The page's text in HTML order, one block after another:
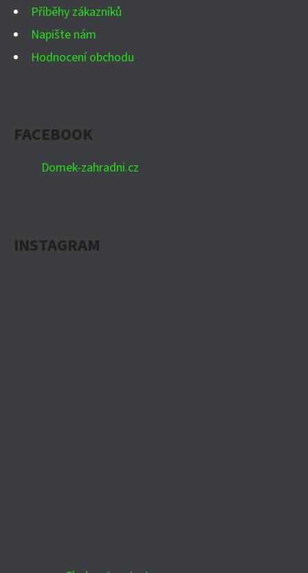
Příběhy zákazníků
Napište nám
Hodnocení obchodu
FACEBOOK
Domek-zahradni.cz
INSTAGRAM